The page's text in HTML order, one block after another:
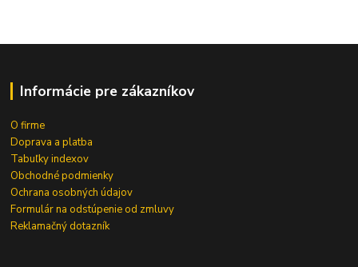
Informácie pre zákazníkov
O firme
Doprava a platba
Tabuľky indexov
Obchodné podmienky
Ochrana osobných údajov
Formulár na odstúpenie od zmluvy
Reklamačný dotazník